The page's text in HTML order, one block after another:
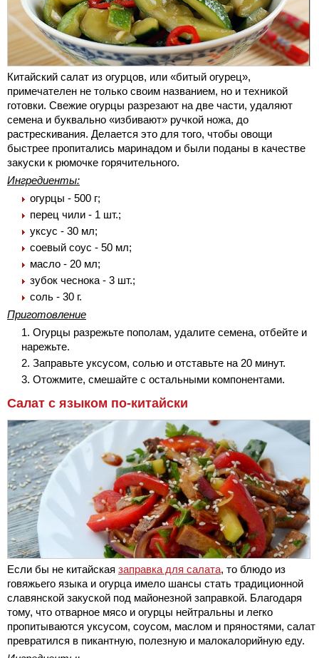
Китайский салат из огурцов, или «битый огурец»,
примечателен не только своим названием, но и техникой
готовки. Свежие огурцы разрезают на две части, удаляют
семена и буквально «избивают» ручкой ножа, до
растрескивания. Делается это для того, чтобы овощи
быстрее пропитались маринадом и были поданы в качестве
закуски к рюмочке горячительного.
Ингредиенты:
огурцы - 500 г;
перец чили - 1 шт.;
уксус - 30 мл;
соевый соус - 50 мл;
масло - 20 мл;
зубок чеснока - 3 шт.;
соль - 30 г.
Приготовление
Огурцы разрежьте пополам, удалите семена, отбейте и
нарежьте.
Заправьте уксусом, солью и отставьте на 20 минут.
Отожмите, смешайте с остальными компонентами.
Салат с языком по-китайски
Если бы не китайская заправка для салата, то блюдо из
говяжьего языка и огурца имело шансы стать традиционной
славянской закуской под майонезной заправкой. Благодаря
тому, что отварное мясо и огурцы нейтральны и легко
пропитываются уксусом, соусом, маслом и пряностями, салат
превратился в пикантную, полезную и малокалорийную еду.